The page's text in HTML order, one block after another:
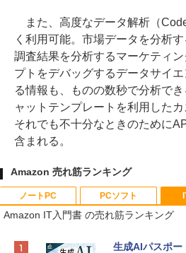
また、高度なデータ解析（
く利用可能。市場データを分析す
調査結果を分析するマーケティ
プトをデバッグするデータサイ
る情報も、ものの数秒で分析で
ャットテンプレートを利用したカ
それでも不十分なときのために
含まれる。
Amazon 売れ筋ランキング
ノートPC
Apple 2026
PCソフト
Robloxギフト
Amazon IT入門書 の売れ筋ランキング
生成AIパスポー